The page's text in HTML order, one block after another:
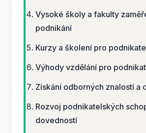
Vysoké školy a fakulty
podnikání
Kurzy a školení pro
Výhody vzdělání pro
Získání odborných znalostí a
Rozvoj podnikatelských
dovedností